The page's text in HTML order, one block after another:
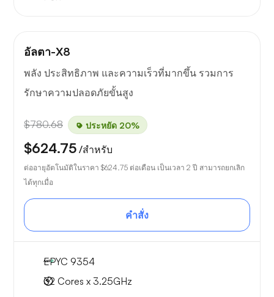
อัลตา-X8
พลัง ประสิทธิภาพ และความเร็วที่มากขึ้น รวมการ
รักษาความปลอดภัยขั้นสูง
$780.68 ประหยัด 20%
$624.75 /สำหรับ
ต่ออายุอัตโนมัติในราคา $624.75 ต่อเดือน เป็นเวลา 2 ปี สามารถยกเลิก
ได้ทุกเมื่อ
คำสั่ง
EPYC 9354
32 Cores x 3.25GHz